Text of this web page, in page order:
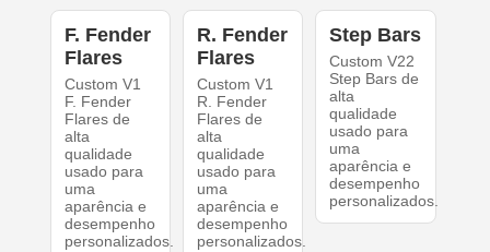
F. Fender
Flares
Custom V1
F. Fender
Flares de
alta
qualidade
usado para
uma
aparência e
desempenho
personalizados.
R. Fender
Flares
Custom V1
R. Fender
Flares de
alta
qualidade
usado para
uma
aparência e
desempenho
personalizados.
Step Bars
Custom V22
Step Bars de
alta
qualidade
usado para
uma
aparência e
desempenho
personalizados.